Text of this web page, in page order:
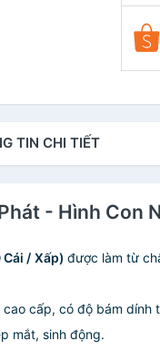
TIN CHI TIẾT
- Hình Con
/ Xấp) được làm từ
cấp, có độ bám
mắt, sinh động.